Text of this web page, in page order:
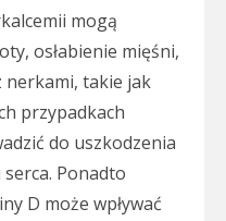
mogą
osłabienie mięśni,
nerkami, takie jak
przypadkach
do uszkodzenia
Ponadto
D może wpływać